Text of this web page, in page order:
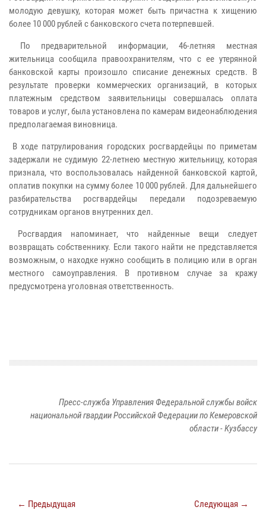
молодую девушку, которая может быть причастна к хищению
более 10 000 рублей с банковского счета потерпевшей.
По предварительной информации, 46-летняя местная
жительница сообщила правоохранителям, что с ее утерянной
банковской карты произошло списание денежных средств. В
результате проверки коммерческих организаций, в которых
платежным средством заявительницы совершалась оплата
товаров и услуг, была установлена по камерам видеонаблюдения
предполагаемая виновница.
В ходе патрулирования городских росгвардейцы по приметам
задержали не судимую 22-летнею местную жительницу, которая
признала, что воспользовалась найденной банковской картой,
оплатив покупки на сумму более 10 000 рублей. Для дальнейшего
разбирательства росгвардейцы передали подозреваемую
сотрудникам органов внутренних дел.
Росгвардия напоминает, что найденные вещи следует
возвращать собственнику. Если такого найти не представляется
возможным, о находке нужно сообщить в полицию или в орган
местного самоуправления. В противном случае за кражу
предусмотрена уголовная ответственность.
Пресс-служба Управления Федеральной службы войск
национальной гвардии Российской Федерации по Кемеровской
области - Кузбассу
← Предыдущая Следующая →